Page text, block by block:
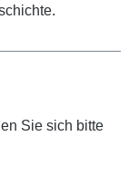
Sie sich bitte